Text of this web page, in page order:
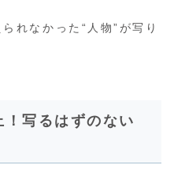
れなかった“人物”が写り
！写るはずのない